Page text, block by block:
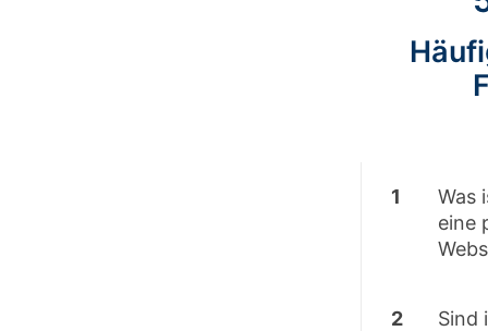
1
Was
eine
2
Sind